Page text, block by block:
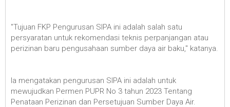
"Tujuan FKP Pengurusan SIPA ini adalah salah satu
persyaratan untuk rekomendasi teknis perpanjangan atau
perizinan baru pengusahaan sumber daya air baku," katanya.
Ia mengatakan pengurusan SIPA ini adalah untuk
mewujudkan Permen PUPR No 3 tahun 2023 Tentang
Penataan Perizinan dan Persetujuan Sumber Daya Air.